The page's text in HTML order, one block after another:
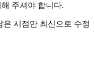
주셔야 합니다.
시점만 최신으로 수정